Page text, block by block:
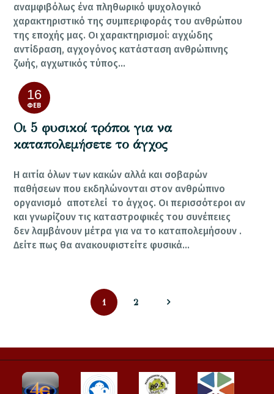
αναμφιβόλως ένα πληθωρικό ψυχολογικό
χαρακτηριστικό της συμπεριφοράς του ανθρώπου
της εποχής μας. Οι χαρακτηρισμοί: αγχώδης
αντίδραση, αγχογόνος κατάσταση ανθρώπινης
ζωής, αγχωτικός τύπος…
16
ΦΕΒ
Oι 5 φυσικοί τρόποι για να
καταπολεμήσετε το άγχος
Η αιτία όλων των κακών αλλά και σοβαρών
παθήσεων που εκδηλώνονται στον ανθρώπινο
οργανισμό αποτελεί το άγχος. Οι περισσότεροι αν
και γνωρίζουν τις καταστροφικές του συνέπειες
δεν λαμβάνουν μέτρα για να το καταπολεμήσουν .
Δείτε πως θα ανακουφιστείτε φυσικά…
ΣελιδοποίησηPAGE
1 PAGE
2
>